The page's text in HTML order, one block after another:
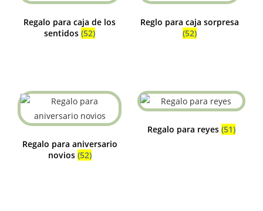
Regalo para caja de los
sentidos (52)
Reglo para caja sorpresa
(52)
Regalo para aniversario
novios (52)
Regalo para reyes (51)